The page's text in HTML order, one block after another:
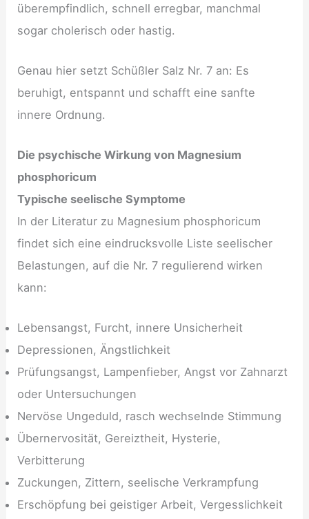
überempfindlich, schnell erregbar, manchmal
sogar cholerisch oder hastig.
Genau hier setzt Schüßler Salz Nr. 7 an: Es
beruhigt, entspannt und schafft eine sanfte
innere Ordnung.
Die psychische Wirkung von Magnesium
phosphoricum
Typische seelische Symptome
In der Literatur zu Magnesium phosphoricum
findet sich eine eindrucksvolle Liste seelischer
Belastungen, auf die Nr. 7 regulierend wirken
kann:
Lebensangst, Furcht, innere Unsicherheit
Depressionen, Ängstlichkeit
Prüfungsangst, Lampenfieber, Angst vor Zahnarzt
oder Untersuchungen
Nervöse Ungeduld, rasch wechselnde Stimmung
Übernervosität, Gereiztheit, Hysterie,
Verbitterung
Zuckungen, Zittern, seelische Verkrampfung
Erschöpfung bei geistiger Arbeit, Vergesslichkeit